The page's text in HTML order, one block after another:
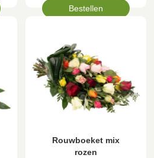
Bestellen
Rouwboeket mix
rozen